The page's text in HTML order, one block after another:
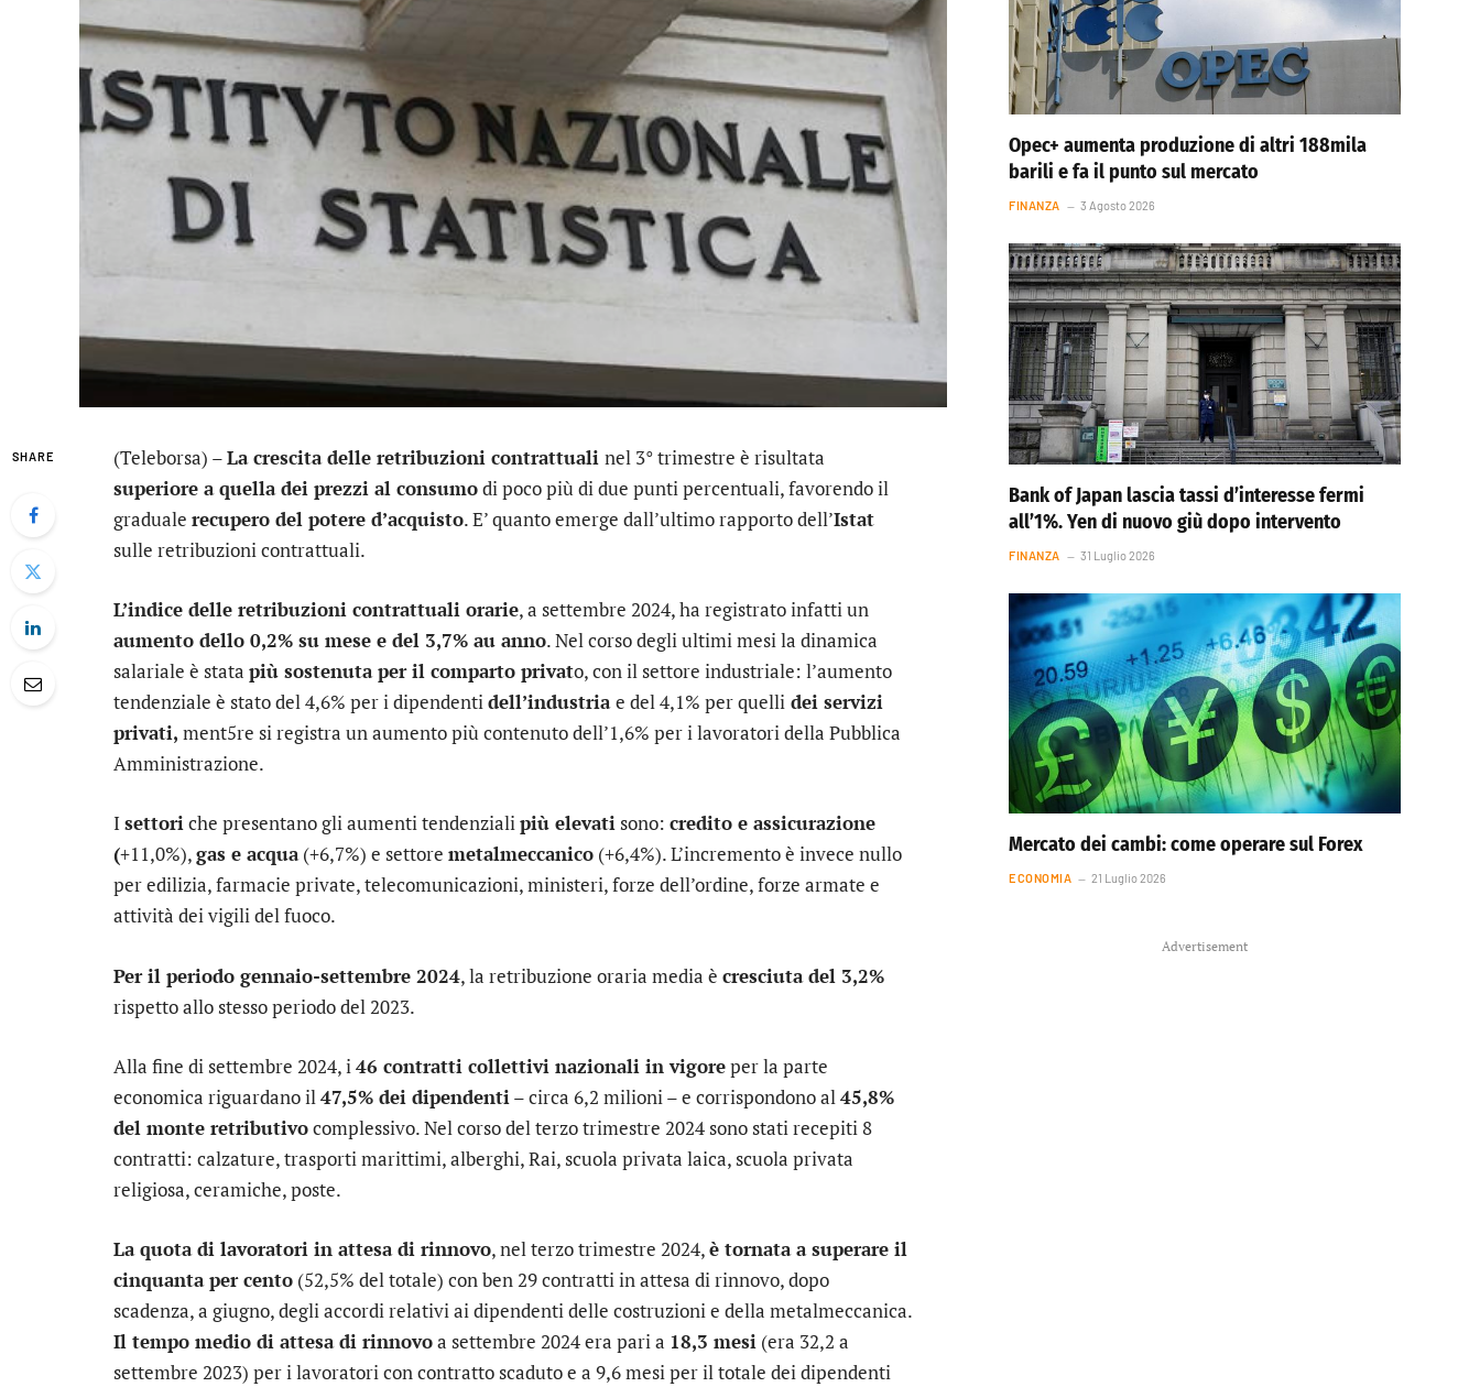
SHARE (Teleborsa) –La crescita delle retribuzioni contrattuali nel 3° trimestre è risultata
superiore a quella dei prezzi al consumodi poco più di due punti percentuali, favorendo il
graduale recupero del potere d’acquisto. E’ quanto emerge dall’ultimo rapporto dell’Istat
sulle retribuzioni contrattuali.
L’indice delle retribuzioni contrattuali orarie, a settembre 2024, ha registrato infatti un
aumento dello 0,2% su mese e del 3,7% au anno. Nel corso degli ultimi mesi la dinamica
salariale è stata più sostenuta per il comparto privato, con il settore industriale: l’aumento
tendenziale è stato del 4,6% per i dipendentidell’industriae del 4,1% per quelli dei servizi
privati, ment5re si registra un aumento più contenuto dell’1,6% per i lavoratori della Pubblica
Amministrazione.
I settoriche presentano gli aumenti tendenzialipiù elevatisono: credito e assicurazione
(+11,0%),gas e acqua(+6,7%) e settore metalmeccanico (+6,4%). L’incremento è invece nullo
per edilizia, farmacie private, telecomunicazioni, ministeri, forze dell’ordine, forze armate e
attività dei vigili del fuoco.
Per il periodo gennaio-settembre 2024, la retribuzione oraria media è cresciuta del 3,2%
rispetto allo stesso periodo del 2023.
Alla fine di settembre 2024, i46 contratti collettivi nazionali in vigoreper la parte
economica riguardano il47,5% dei dipendenti– circa 6,2 milioni – e corrispondono al45,8%
del monte retributivocomplessivo. Nel corso del terzo trimestre 2024 sono stati recepiti 8
contratti: calzature, trasporti marittimi, alberghi, Rai, scuola privata laica, scuola privata
religiosa, ceramiche, poste.
La quota di lavoratori in attesa di rinnovo, nel terzo trimestre 2024,è tornata a superare il
cinquanta per cento (52,5% del totale) con ben 29 contratti in attesa di rinnovo, dopo
scadenza, a giugno, degli accordi relativi ai dipendenti delle costruzioni e della metalmeccanica.
Il tempo medio di attesa di rinnovoa settembre 2024 era pari a 18,3 mesi (era 32,2 a
settembre 2023) per i lavoratori con contratto scaduto e a 9,6 mesi per il totale dei dipendenti
Opec+ aumenta produzione di altri 188mila
barili e fa il punto sul mercato
FINANZA 3 Agosto 2026
Bank of Japan lascia tassi d’interesse fermi
all’1%. Yen di nuovo giù dopo intervento
FINANZA 31 Luglio 2026
Mercato dei cambi: come operare sul Forex
ECONOMIA 21 Luglio 2026
Advertisement